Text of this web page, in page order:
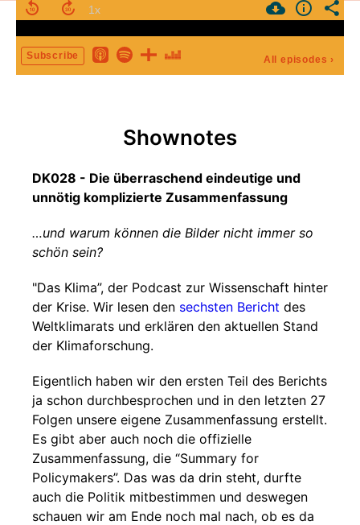
Subscribe All episodes ›
Shownotes
DK028 - Die überraschend eindeutige und
unnötig komplizierte Zusammenfassung
…und warum können die Bilder nicht immer so
schön sein?
"Das Klima”, der Podcast zur Wissenschaft hinter
der Krise. Wir lesen den sechsten Bericht des
Weltklimarats und erklären den aktuellen Stand
der Klimaforschung.
Eigentlich haben wir den ersten Teil des Berichts
ja schon durchbesprochen und in den letzten 27
Folgen unsere eigene Zusammenfassung erstellt.
Es gibt aber auch noch die offizielle
Zusammenfassung, die “Summary for
Policymakers”. Das was da drin steht, durfte
auch die Politik mitbestimmen und deswegen
schauen wir am Ende noch mal nach, ob es da